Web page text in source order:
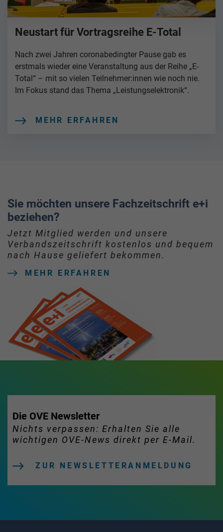
Neustart für Vortragsreihe E-Total
Nach zwei Jahren coronabedingter Pause gab es
erstmals wieder eine Veranstaltung aus der Reihe „E-
Total“ – mit so vielen Teilnehmer:innen wie noch nie.
Im Fokus stand das Thema „Leistungselektronik“.
MEHR ERFAHREN
Sie möchten unsere Fachzeitschrift e+i
beziehen?
Jetzt Mitglied werden und unsere
Verbandszeitschrift kostenlos und bequem
nach Hause geliefert bekommen.
MEHR ERFAHREN
Die OVE Newsletter
Nichts verpassen: Erhalten Sie alle
wichtigen OVE-News direkt per E-Mail.
ZUR NEWSLETTERANMELDUNG